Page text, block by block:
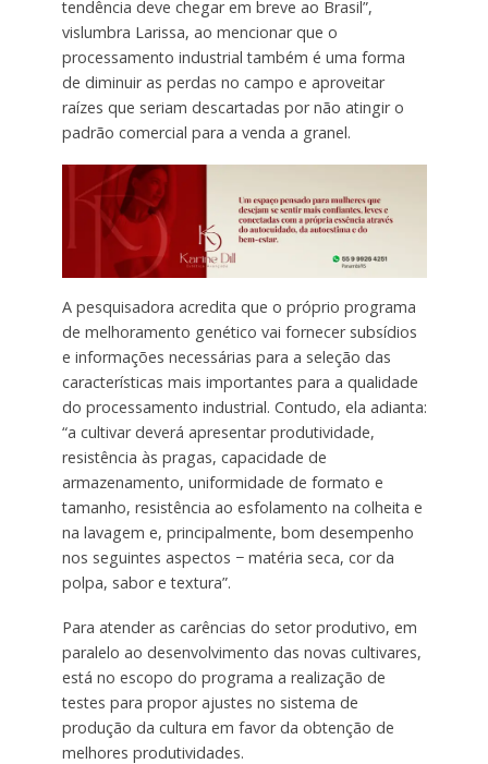
tendência deve chegar em breve ao Brasil”,
vislumbra Larissa, ao mencionar que o
processamento industrial também é uma forma
de diminuir as perdas no campo e aproveitar
raízes que seriam descartadas por não atingir o
padrão comercial para a venda a granel.
A pesquisadora acredita que o próprio programa
de melhoramento genético vai fornecer subsídios
e informações necessárias para a seleção das
características mais importantes para a qualidade
do processamento industrial. Contudo, ela adianta:
“a cultivar deverá apresentar produtividade,
resistência às pragas, capacidade de
armazenamento, uniformidade de formato e
tamanho, resistência ao esfolamento na colheita e
na lavagem e, principalmente, bom desempenho
nos seguintes aspectos − matéria seca, cor da
polpa, sabor e textura”.
Para atender as carências do setor produtivo, em
paralelo ao desenvolvimento das novas cultivares,
está no escopo do programa a realização de
testes para propor ajustes no sistema de
produção da cultura em favor da obtenção de
melhores produtividades.